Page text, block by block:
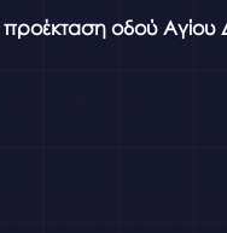
οδού Αγίου